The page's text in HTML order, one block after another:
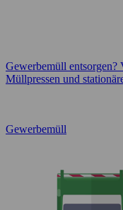
Gewerbemüll
Müllpressen und
Gewerbemüll